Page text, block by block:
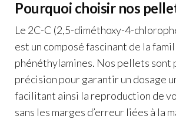
Pourquoi choisir nos
Le 2C-C (2,5-diméthoxy-4-
est un composé fascinant de la
phénéthylamines. Nos pellets sont
précision pour garantir un dosage
facilitant ainsi la reproduction de
sans les marges d’erreur liées à la